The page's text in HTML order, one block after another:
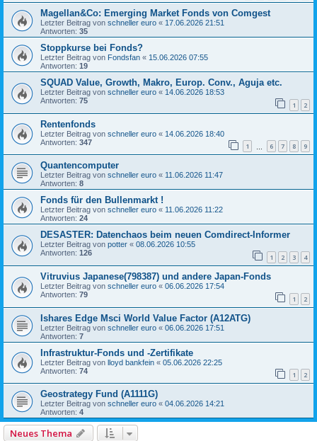
Magellan&Co: Emerging Market Fonds von Comgest
Letzter Beitrag von schneller euro « 17.06.2026 21:51
Antworten: 35
Stoppkurse bei Fonds?
Letzter Beitrag von Fondsfan « 15.06.2026 07:55
Antworten: 19
SQUAD Value, Growth, Makro, Europ. Conv., Aguja etc.
Letzter Beitrag von schneller euro « 14.06.2026 18:53
Antworten: 75 1 2
Rentenfonds
Letzter Beitrag von schneller euro « 14.06.2026 18:40
Antworten: 347 1 6 7 8 9
Quantencomputer
Letzter Beitrag von schneller euro « 11.06.2026 11:47
Antworten: 8
Fonds für den Bullenmarkt !
Letzter Beitrag von schneller euro « 11.06.2026 11:22
Antworten: 24
DESASTER: Datenchaos beim neuen Comdirect-Informer
Letzter Beitrag von potter « 08.06.2026 10:55
Antworten: 126 1 2 3 4
Vitruvius Japanese(798387) und andere Japan-Fonds
Letzter Beitrag von schneller euro « 06.06.2026 17:54
Antworten: 79 1 2
Ishares Edge Msci World Value Factor (A12ATG)
Letzter Beitrag von schneller euro « 06.06.2026 17:51
Antworten: 7
Infrastruktur-Fonds und -Zertifikate
Letzter Beitrag von lloyd bankfein « 05.06.2026 22:25
Antworten: 74 1 2
Geostrategy Fund (A1111G)
Letzter Beitrag von schneller euro « 04.06.2026 14:21
Antworten: 4
Neues Thema